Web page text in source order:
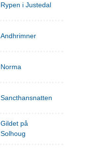
Rypen i Justedal
Andhrimner
Norma
Sancthansnatten
Gildet på
Solhoug